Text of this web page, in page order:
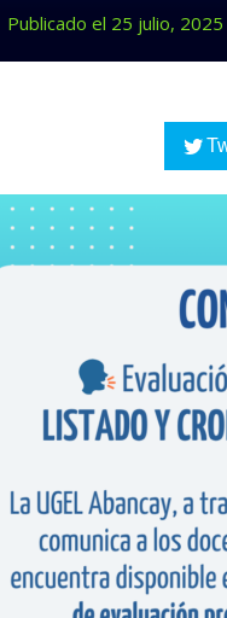
Publicado el 25 julio, 2025